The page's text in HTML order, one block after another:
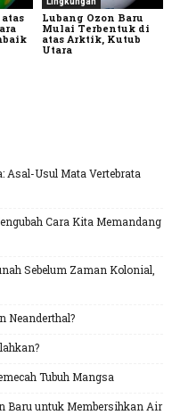
Lubang Ozon Baru
Mulai Terbentuk di
atas Arktik, Kutub
Utara
Asal-Usul Mata Vertebrata
Cara Kita Memandang
Sebelum Zaman Kolonial,
Neanderthal?
Tubuh Mangsa
Baru untuk Membersihkan Air